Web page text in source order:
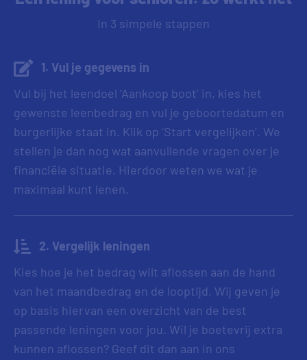
In 3 simpele stappen
1. Vul je gegevens in
Vul bij het leendoel ‘Aankoop boot’ in, kies het
gewenste leenbedrag en vul je geboortedatum en
burgerlijke staat in. Klik op ‘Start vergelijken’. We
stellen je dan nog wat aanvullende vragen over je
financiële situatie. Hierdoor weten we wat je
maximaal kunt lenen.
2. Vergelijk leningen
Kies hoe je het bedrag wilt aflossen aan de hand
van het maandbedrag en de looptijd. Wij geven je
op basis hiervan een overzicht van de best
passende leningen voor jou. Wil je boetevrij extra
kunnen aflossen? Geef dit dan aan in ons